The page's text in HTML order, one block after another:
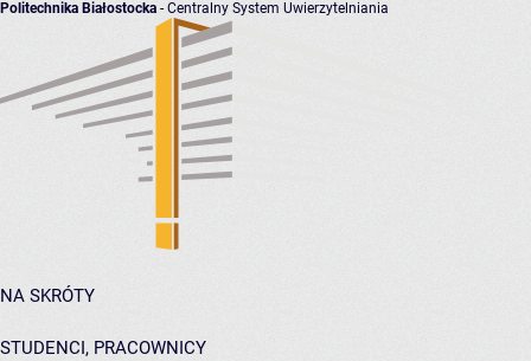
Politechnika Białostocka - Centralny System Uwierzytelniania
NA SKRÓTY
STUDENCI, PRACOWNICY